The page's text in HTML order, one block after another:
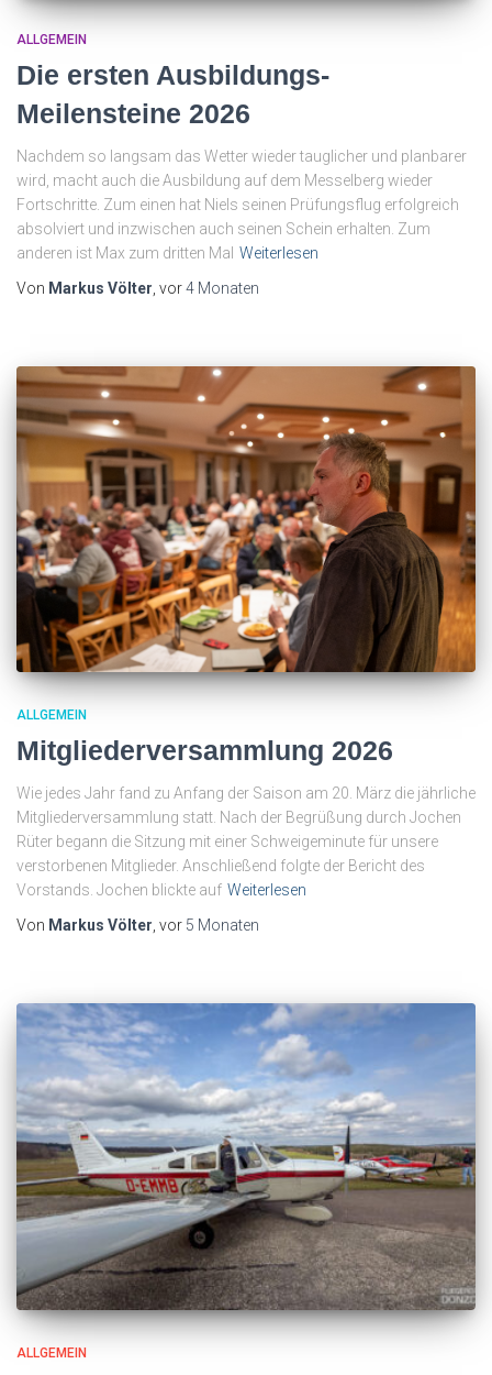
ALLGEMEIN
Die ersten Ausbildungs-
Meilensteine 2026
Nachdem so langsam das Wetter wieder tauglicher und planbarer
wird, macht auch die Ausbildung auf dem Messelberg wieder
Fortschritte. Zum einen hat Niels seinen Prüfungsflug erfolgreich
absolviert und inzwischen auch seinen Schein erhalten. Zum
anderen ist Max zum dritten Mal Weiterlesen
Von Markus Völter , vor4 Monaten
ALLGEMEIN
Mitgliederversammlung 2026
Wie jedes Jahr fand zu Anfang der Saison am 20. März die jährliche
Mitgliederversammlung statt. Nach der Begrüßung durch Jochen
Rüter begann die Sitzung mit einer Schweigeminute für unsere
verstorbenen Mitglieder. Anschließend folgte der Bericht des
Vorstands. Jochen blickte auf Weiterlesen
Von Markus Völter, vor 5 Monaten
ALLGEMEIN